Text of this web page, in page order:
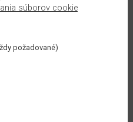
s ušľachtilým vzorom rybej
nielen na podlahách, ale
Najlepšie sa kombinuje so
doskám vo formáte
rozvinúť svoj krásny vzhľad.
obvode zvýrazňujú vzhľad
súborov cookie
požadované)